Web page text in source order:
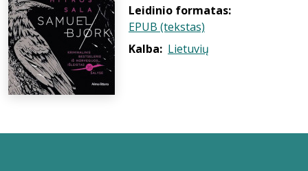
Leidinio formatas:
EPUB (tekstas)
Kalba: Lietuvių